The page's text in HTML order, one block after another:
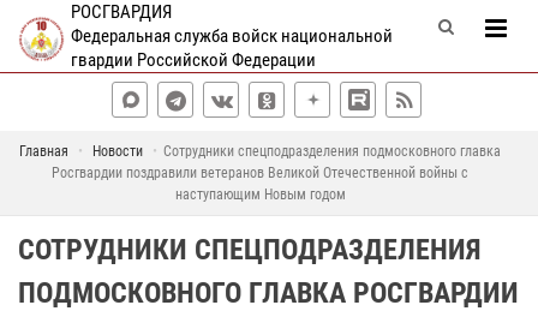
РОСГВАРДИЯ
Федеральная служба войск национальной
гвардии Российской Федерации
Главная Новости
Сотрудники спецподразделения подмосковного главка
Росгвардии поздравили ветеранов Великой Отечественной войны с
наступающим Новым годом
СОТРУДНИКИ СПЕЦПОДРАЗДЕЛЕНИЯ
ПОДМОСКОВНОГО ГЛАВКА РОСГВАРДИИ